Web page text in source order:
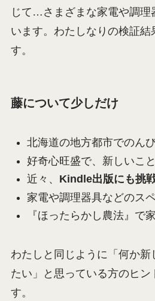
じて…さまざまな家電や調理
います。わたしなりの検証結
す。
藤について少しだけ
北海道の地方都市でのん
好奇心旺盛で、新しいこ
近々、 Kindle出版にも挑
家電や調理器具などのス
『ほったらかし農法』で
わたしと同じように「何か新
たい」と思っている方のヒン
す。